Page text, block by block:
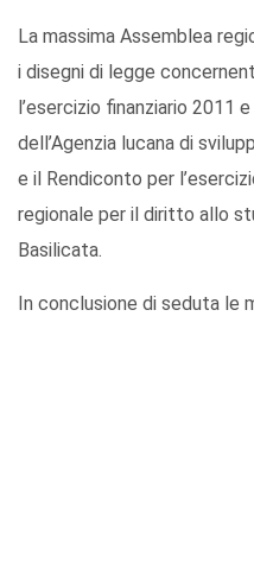
La massima Assemblea
i disegni di legge
l’esercizio finanziario 2011
dell’Agenzia lucana di
e il Rendiconto per
regionale per il diritto allo
Basilicata.
In conclusione di seduta le